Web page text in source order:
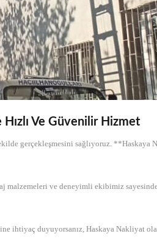
Ve Güvenilir Hizmet
gerçekleşmesini sağlıyoruz.
ve deneyimli ekibimiz
ihtiyaç duyuyorsanız, Haskaya Nakliyat